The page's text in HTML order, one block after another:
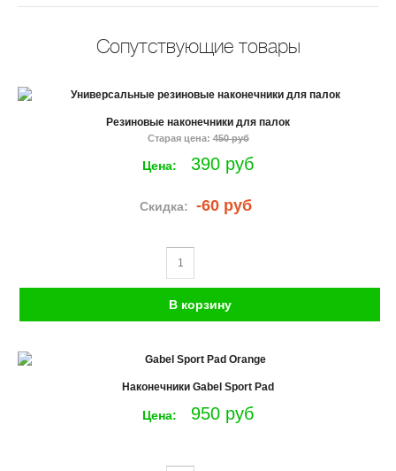
Сопутствующие товары
Резиновые наконечники для палок
Старая цена:450 руб
Цена: 390 руб
Скидка: -60 руб
Наконечники Gabel Sport Pad
Цена: 950 руб